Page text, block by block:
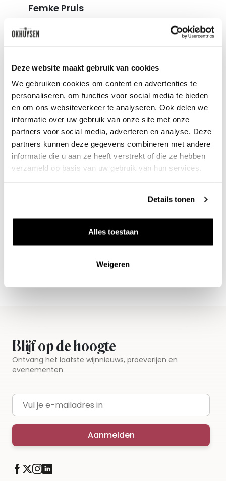
Deze website maakt gebruik van cookies
We gebruiken cookies om content en advertenties te
personaliseren, om functies voor social media te bieden
en om ons websiteverkeer te analyseren. Ook delen we
informatie over uw gebruik van onze site met onze
partners voor social media, adverteren en analyse. Deze
partners kunnen deze gegevens combineren met andere
informatie die u aan ze heeft verstrekt of die ze hebben
verzameld op basis van uw gebruik van hun services.
Details tonen
Alles toestaan
Weigeren
Femke Pruis
Benieuwd naar ons
Blijf op de hoogte
Ontvang het laatste wijnnieuws, proeverijen en
evenementen
E-mailadres
Aanmelden